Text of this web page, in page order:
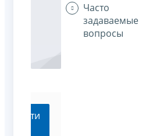
Часто
задаваемые
вопросы
Перейти